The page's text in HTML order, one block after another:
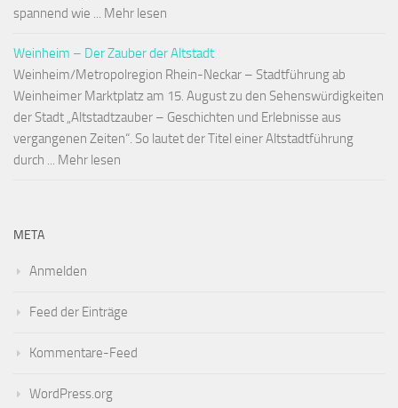
spannend wie ... Mehr lesen
Weinheim – Der Zauber der Altstadt
Weinheim/Metropolregion Rhein-Neckar – Stadtführung ab
Weinheimer Marktplatz am 15. August zu den Sehenswürdigkeiten
der Stadt „Altstadtzauber – Geschichten und Erlebnisse aus
vergangenen Zeiten“. So lautet der Titel einer Altstadtführung
durch ... Mehr lesen
META
Anmelden
Feed der Einträge
Kommentare-Feed
WordPress.org